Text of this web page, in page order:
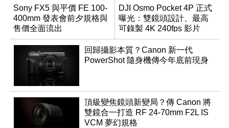
Sony FX5 與平價 FE 100-
400mm 發表會前夕規格與
售價全面流出
DJI Osmo Pocket 4P 正式
曝光：雙鏡頭設計、最高
可錄製 4K 240fps 影片
回歸攝影本質？Canon 新一代
PowerShot 隨身機傳今年底前現身
頂級變焦鏡頭新變局？傳 Canon 將
雙鏡合一打造 RF 24-70mm F2L IS
VCM 夢幻規格